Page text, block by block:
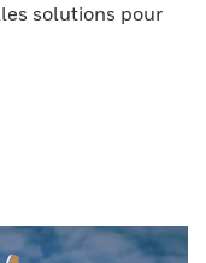
solutions pour